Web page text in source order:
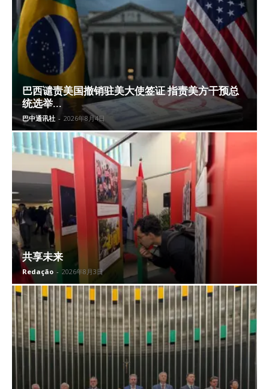
巴西谴责美国撤销驻美大使签证 指责美方干预总
统选举...
巴中通讯社 - 2026年8月4日
共享未来
Redação - 2026年8月3日